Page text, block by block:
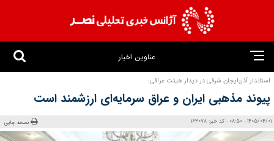
عناوین اخبار
استاندار آذربایجان شرقی در دیدار هیئت عراقی:
پیوند مذهبی ایران و عراق سرمایه‌ای ارزشمند است
1405/04/01 - 08:50 - کد خبر: 163078 نسخه چاپی